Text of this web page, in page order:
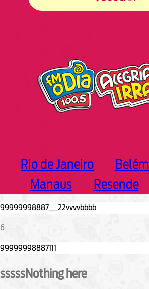
Rio de Janeiro Belém
Manaus
Resende
6
sssssNothing here